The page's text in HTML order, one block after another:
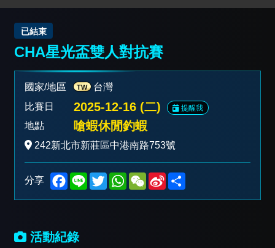
已結束
CHA星光盃雙人對抗賽
國家/地區 TW 台灣
比賽日
2025-12-16 (二) 提醒我
地點 嗆蝦休閒釣蝦
242新北市新莊區中港南路753號
分享
F
a
o
k
L
T
w
W
h
W
e
S
活動紀錄